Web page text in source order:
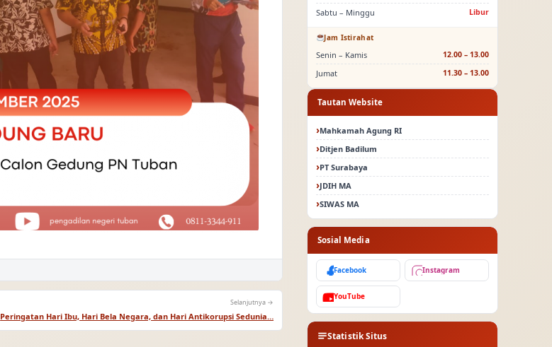
Selanjutnya →
Peringatan Hari Ibu, Hari Bela Negara, dan Hari Antikorupsi Sedunia…
Sabtu – Minggu Libur
Jam Istirahat
Senin – Kamis 12.00 – 13.00
Jumat 11.30 – 13.00
Tautan Website
Mahkamah Agung RI
Ditjen Badilum
PT Surabaya
JDIH MA
SIWAS MA
Sosial Media
Facebook Instagram
YouTube
Statistik Situs